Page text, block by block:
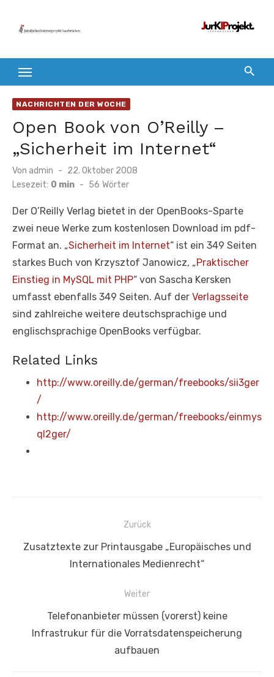
Inhalt
NACHRICHTEN DER WOCHE
Open Book von O’Reilly –
„Sicherheit im Internet“
Von admin
Veröffentlicht
am
22. Oktober 2008
Lesezeit: 0 min - 56 Wörter
Der O’Reilly Verlag bietet in der OpenBooks-Sparte
zwei neue Werke zum kostenlosen Download im pdf-
Format an. „Sicherheit im Internet“ ist ein 349 Seiten
starkes Buch von Krzysztof Janowicz, „Praktischer
Einstieg in MySQL mit PHP“ von Sascha Kersken
umfasst ebenfalls 349 Seiten. Auf der Verlagsseite
sind zahlreiche weitere deutschsprachige und
englischsprachige OpenBooks verfügbar.
Related Links
http://www.oreilly.de/german/freebooks/sii3ger
/
http://www.oreilly.de/german/freebooks/einmys
ql2ger/
Beitragsnavigation
Zurück
Vorheriger
Zusatztexte zur Printausgabe „Europäisches und
Internationales Medienrecht“
Weiter
Nächster
Beitrag:
Telefonanbieter müssen (vorerst) keine
Infrastrukur für die Vorratsdatenspeicherung
aufbauen